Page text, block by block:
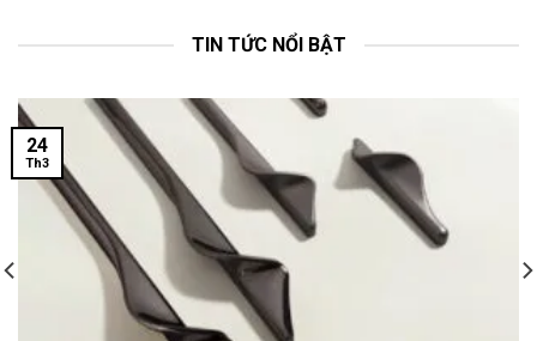
TIN TỨC NỔI BẬT
24
Th3